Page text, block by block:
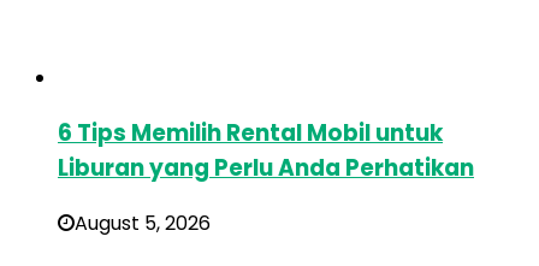
6 Tips Memilih Rental Mobil untuk
Liburan yang Perlu Anda Perhatikan
August 5, 2026